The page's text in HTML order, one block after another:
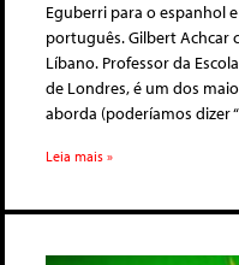
Eguberri para o espanhol
português. Gilbert Achcar
Líbano. Professor da
de Londres, é um dos
aborda (poderíamos dizer
Leia mais »